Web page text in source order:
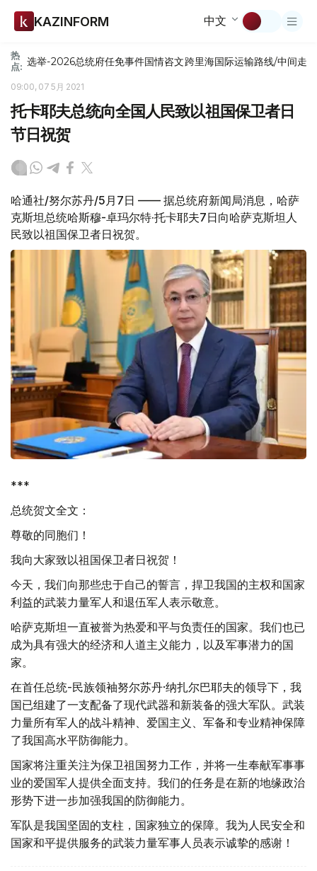
KAZINFORM 中文
热
点: 选举-2026总统府任免事件国情咨文跨里海国际运输路线/中间走廊
09:00, 07 5月 2021
托卡耶夫总统向全国人民致以祖国保卫者日
节日祝贺
哈通社/努尔苏丹/5月7日 —— 据总统府新闻局消息，哈萨
克斯坦总统哈斯穆-卓玛尔特·托卡耶夫7日向哈萨克斯坦人
民致以祖国保卫者日祝贺。
***
总统贺文全文：
尊敬的同胞们！
我向大家致以祖国保卫者日祝贺！
今天，我们向那些忠于自己的誓言，捍卫我国的主权和国家
利益的武装力量军人和退伍军人表示敬意。
哈萨克斯坦一直被誉为热爱和平与负责任的国家。我们也已
成为具有强大的经济和人道主义能力，以及军事潜力的国
家。
在首任总统-民族领袖努尔苏丹·纳扎尔巴耶夫的领导下，我
国已组建了一支配备了现代武器和新装备的强大军队。武装
力量所有军人的战斗精神、爱国主义、军备和专业精神保障
了我国高水平防御能力。
国家将注重关注为保卫祖国努力工作，并将一生奉献军事事
业的爱国军人提供全面支持。我们的任务是在新的地缘政治
形势下进一步加强我国的防御能力。
军队是我国坚固的支柱，国家独立的保障。我为人民安全和
国家和平提供服务的武装力量军事人员表示诚挚的感谢！